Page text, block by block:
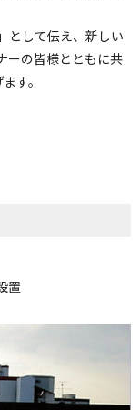
として伝え、新しい
ーの皆様とともに共
す。
置